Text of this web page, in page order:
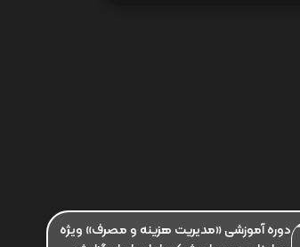
دوره آموزشی «مدیریت هزینه و مصرف» ویژه